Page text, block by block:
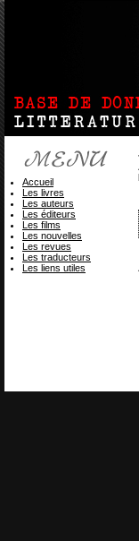
Accueil
Les livres
Les auteurs
Les éditeurs
Les films
Les nouvelles
Les revues
Les traducteurs
Les liens utiles